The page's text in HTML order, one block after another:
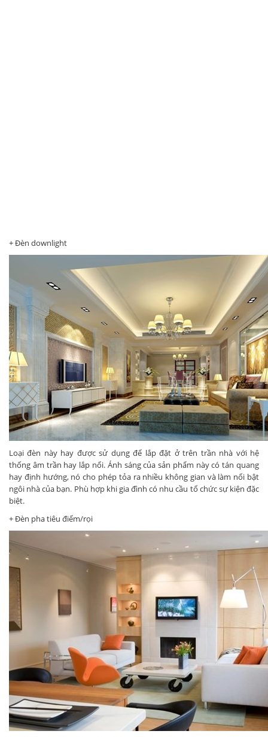
+ Đèn downlight
Loại đèn này hay được sử dụng để lắp đặt ở trên trần nhà với hệ
thống âm trần hay lắp nổi. Ánh sáng của sản phẩm này có tán quang
hay định hướng, nó cho phép tỏa ra nhiều không gian và làm nổi bật
ngôi nhà của bạn. Phù hợp khi gia đình có nhu cầu tổ chức sự kiện đặc
biệt.
+ Đèn pha tiêu điểm/rọi